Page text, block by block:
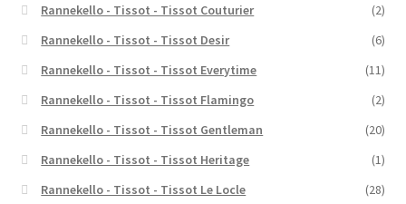
Rannekello - Tissot - Tissot Couturier
(2)
Rannekello - Tissot - Tissot Desir
(6)
Rannekello - Tissot - Tissot Everytime
(11)
Rannekello - Tissot - Tissot Flamingo
(2)
Rannekello - Tissot - Tissot Gentleman
(20)
Rannekello - Tissot - Tissot Heritage
(1)
Rannekello - Tissot - Tissot Le Locle
(28)